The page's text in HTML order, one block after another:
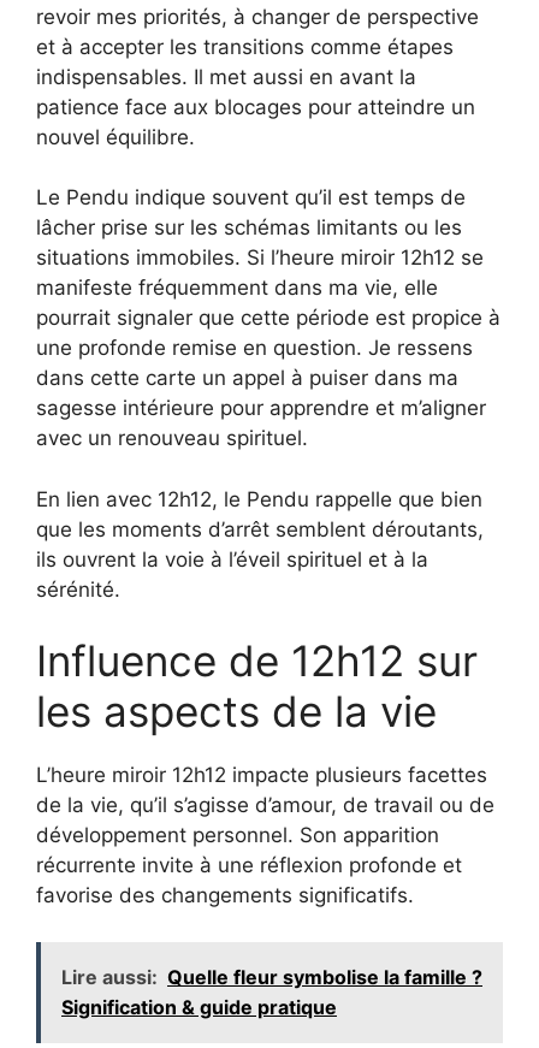
revoir mes priorités, à changer de perspective
et à accepter les transitions comme étapes
indispensables. Il met aussi en avant la
patience face aux blocages pour atteindre un
nouvel équilibre.
Le Pendu indique souvent qu’il est temps de
lâcher prise sur les schémas limitants ou les
situations immobiles. Si l’heure miroir 12h12 se
manifeste fréquemment dans ma vie, elle
pourrait signaler que cette période est propice à
une profonde remise en question. Je ressens
dans cette carte un appel à puiser dans ma
sagesse intérieure pour apprendre et m’aligner
avec un renouveau spirituel.
En lien avec 12h12, le Pendu rappelle que bien
que les moments d’arrêt semblent déroutants,
ils ouvrent la voie à l’éveil spirituel et à la
sérénité.
Influence de 12h12 sur
les aspects de la vie
L’heure miroir 12h12 impacte plusieurs facettes
de la vie, qu’il s’agisse d’amour, de travail ou de
développement personnel. Son apparition
récurrente invite à une réflexion profonde et
favorise des changements significatifs.
Lire aussi: Quelle fleur symbolise la famille ?
Signification & guide pratique